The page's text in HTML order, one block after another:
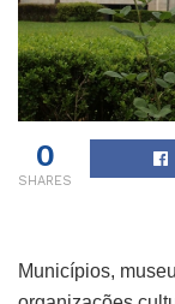
0
SHARES
Municípios,